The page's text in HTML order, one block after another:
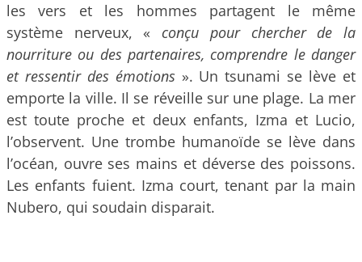
les vers et les hommes partagent le même
système nerveux, « conçu pour chercher de la
nourriture ou des partenaires, comprendre le danger
et ressentir des émotions». Un tsunami se lève et
emporte la ville. Il se réveille sur une plage. La mer
est toute proche et deux enfants, Izma et Lucio,
l’observent. Une trombe humanoïde se lève dans
l’océan, ouvre ses mains et déverse des poissons.
Les enfants fuient. Izma court, tenant par la main
Nubero, qui soudain disparait.